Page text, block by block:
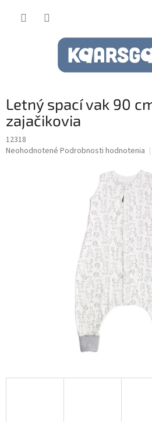
Letný spací vak 90
zajačikovia
12318
Priemerné
Neohodnotené Podrobnosti hodnotenia